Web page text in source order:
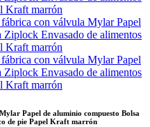
Papel de aluminio compuesto Bolsa
de pie Papel Kraft marrón